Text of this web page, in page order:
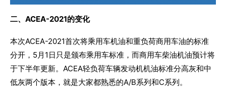
二、ACEA-2021的变化
本次ACEA-2021首次将乘用车机油和重负荷商用车油的标准
分开，5月1日只是颁布乘用车标准，而商用车柴油机油预计将
于下半年更新。ACEA轻负荷车辆发动机机油标准分高灰和中
低灰两个版本，就是大家都熟悉的A/B系列和C系列。